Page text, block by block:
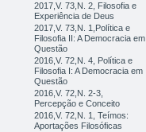
2017,V. 73,N. 2, Filosofia e
Experiência de Deus
2017,V. 73,N. 1,Política e
Filosofia II: A Democracia em
Questão
2016,V. 72,N. 4, Política e
Filosofia I: A Democracia em
Questão
2016,V. 72,N. 2-3,
Percepção e Conceito
2016,V. 72,N. 1, Teímos:
Aportações Filosóficas